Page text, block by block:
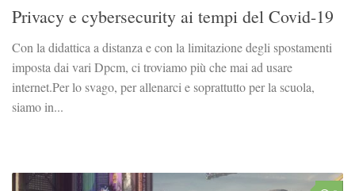
Privacy e cybersecurity ai tempi del Covid-19
Con la didattica a distanza e con la limitazione degli spostamenti
imposta dai vari Dpcm, ci troviamo più che mai ad usare
internet.Per lo svago, per allenarci e soprattutto per la scuola,
siamo in...